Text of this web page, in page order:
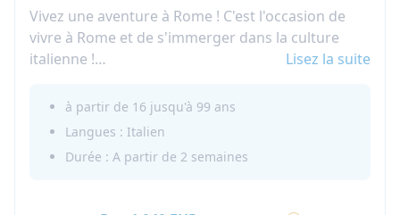
Vivez une aventure à Rome ! C'est l'occasion de
vivre à Rome et de s'immerger dans la culture
italienne !
adultes et étudiants dans la célèbre capitale.
Quand vous n'êtes pas à l'école de langue, vous
pouvez découvrir la ville, manger des pizzas et des
pâtes et rencontrer de nouveaux amis !
Lisez la suite
à partir de 16 jusqu'à 99 ans
Langues : Italien
Durée : A partir de 2 semaines